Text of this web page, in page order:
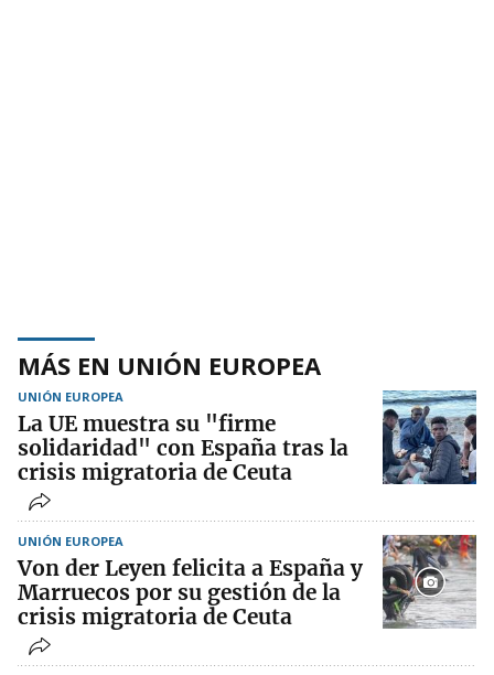
MÁS EN UNIÓN EUROPEA
UNIÓN EUROPEA
La UE muestra su "firme
solidaridad" con España tras la
crisis migratoria de Ceuta
UNIÓN EUROPEA
Von der Leyen felicita a España y
Marruecos por su gestión de la
crisis migratoria de Ceuta